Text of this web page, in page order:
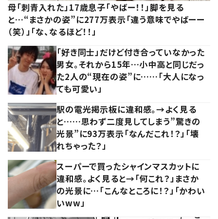
母「刺青入れた」17歳息子「やばー！！」脚を見る
と…“まさかの姿”に277万表示「違う意味でやばーー
（笑）」「な、なるほど！！」
「好き同士」だけど付き合っていなかった
男女。それから15年…小中高と同じだっ
た2人の“現在の姿”に……「大人になっ
ても可愛い」
駅の電光掲示板に違和感。→よく見る
と……思わず二度見してしまう”驚きの
光景”に93万表示「なんだこれ！？」「壊
れちゃった？」
スーパーで買ったシャインマスカットに
違和感。よく見ると→「何これ？」まさか
の光景に…「こんなところに！？」「かわい
いww」